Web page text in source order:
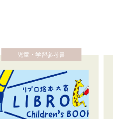
児童・学習参考書